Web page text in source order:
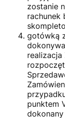
zostanie
rachunek
gotówką
realizacja
punktem